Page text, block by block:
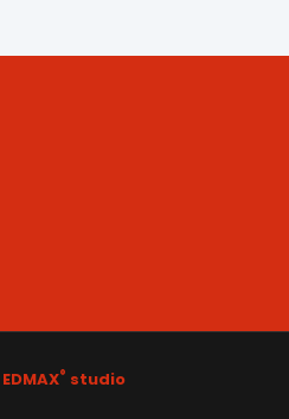
EDMAX® studio